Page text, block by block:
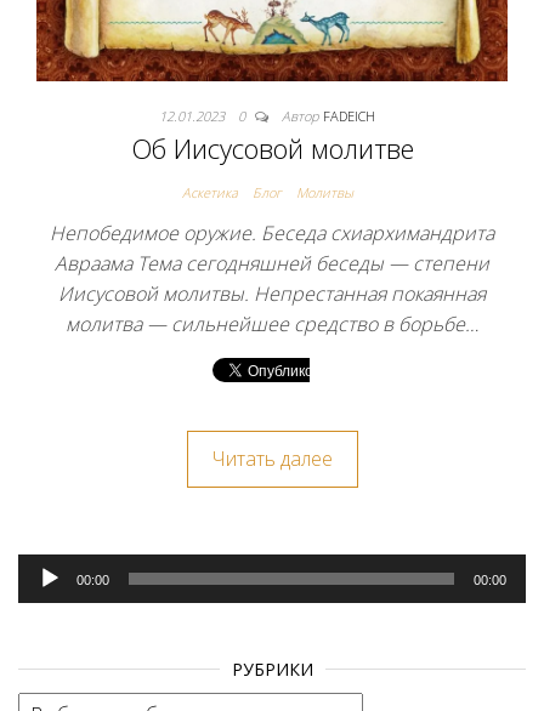
12.01.2023 0 Автор FADEICH
Об Иисусовой молитве
Аскетика Блог Молитвы
Непобедимое оружие. Беседа схиархимандрита
Авраама Тема сегодняшней беседы — степени
Иисусовой молитвы. Непрестанная покаянная
молитва — сильнейшее средство в борьбе…
Читать далее
Аудиоплеер
00:00 00:00
РУБРИКИ